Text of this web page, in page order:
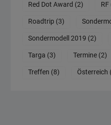
Red Dot Award (2) RF
Roadtrip (3)
Sondermodell 2019 (2)
Targa (3) Termine(2)
Treffen (8) Österreich